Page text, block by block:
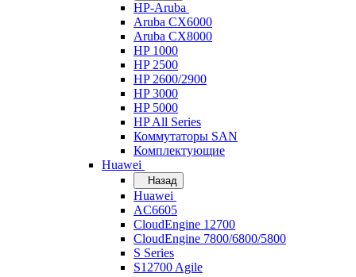
HP-Aruba
Aruba CX6000
Aruba CX8000
HP 1000
HP 2500
HP 2600/2900
HP 3000
HP 5000
HP All Series
Коммутаторы SAN
Комплектующие
Huawei
Назад
Huawei
AC6605
CloudEngine 12700
CloudEngine 7800/6800/5800
S Series
S12700 Agile